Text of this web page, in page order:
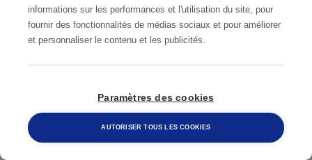
approfondie du comportement et de la biologie des
différents nuisibles ainsi que des méthodes de
contrôle les plus adaptées.
développer et testerles dernières technologies et
méthodes de lutte contre les nuisibles. Cela nous
permet de vous offrir des solutions
professionnelles
informations sur les performances et l'utilisation du site, pour
fournir des fonctionnalités de médias sociaux et pour améliorer
et personnaliser le contenu et les publicités.
Paramètres des cookies
AUTORISER TOUS LES COOKIES